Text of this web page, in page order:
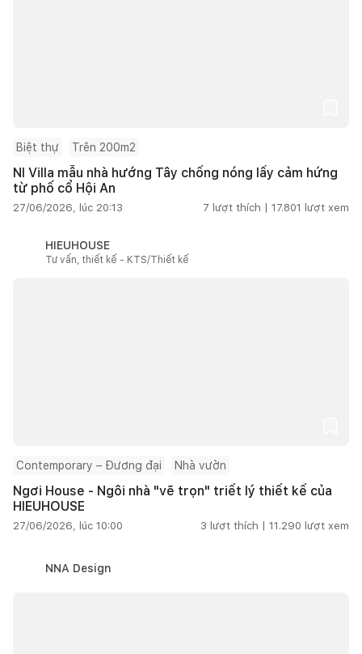
Biệt thự Trên 200m2
NI Villa mẫu nhà hướng Tây chống nóng lấy cảm hứng
từ phố cổ Hội An
27/06/2026, lúc 20:13 7 lượt thích | 17.801 lượt xem
HIEUHOUSE
Tư vấn, thiết kế - KTS/Thiết kế
Contemporary – Đương đại Nhà vườn
Ngơi House - Ngôi nhà "vẽ trọn" triết lý thiết kế của
HIEUHOUSE
27/06/2026, lúc 10:00 3 lượt thích | 11.290 lượt xem
NNA Design